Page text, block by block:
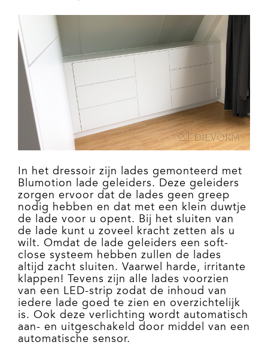
In het dressoir zijn lades gemonteerd met
Blumotion lade geleiders. Deze geleiders
zorgen ervoor dat de lades geen greep
nodig hebben en dat met een klein duwtje
de lade voor u opent. Bij het sluiten van
de lade kunt u zoveel kracht zetten als u
wilt. Omdat de lade geleiders een soft-
close systeem hebben zullen de lades
altijd zacht sluiten. Vaarwel harde, irritante
klappen! Tevens zijn alle lades voorzien
van een LED-strip zodat de inhoud van
iedere lade goed te zien en overzichtelijk
is. Ook deze verlichting wordt automatisch
aan- en uitgeschakeld door middel van een
automatische sensor.